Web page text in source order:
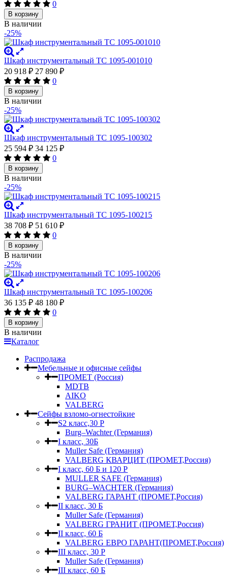
0
В корзину
В наличии
-25%
Шкаф инструментальный ТС 1095-001010
20 918 ₽ 27 890 ₽
0
В корзину
В наличии
-25%
Шкаф инструментальный ТС 1095-100302
25 594 ₽ 34 125 ₽
0
В корзину
В наличии
-25%
Шкаф инструментальный ТС 1095-100215
38 708 ₽ 51 610 ₽
0
В корзину
В наличии
-25%
Шкаф инструментальный ТС 1095-100206
36 135 ₽ 48 180 ₽
0
В корзину
В наличии
Каталог
Распродажа
Мебельные и офисные сейфы
ПРОМЕТ (Россия)
MDTB
AIKO
VALBERG
Сейфы взломо-огнестойкие
S2 класс,30 Р
Burg–Wachter (Германия)
I класс, 30Б
Muller Safe (Германия)
VALBERG КВАРЦИТ (ПРОМЕТ,Россия)
I класс, 60 Б и 120 Р
MULLER SAFE (Германия)
BURG–WACHTER (Германия)
VALBERG ГАРАНТ (ПРОМЕТ,Россия)
II класс, 30 Б
Muller Safe (Германия)
VALBERG ГРАНИТ (ПРОМЕТ,Россия)
II класс, 60 Б
VALBERG ЕВРО ГАРАНТ(ПРОМЕТ,Россия)
III класс, 30 Р
Muller Safe (Германия)
III класс, 60 Б